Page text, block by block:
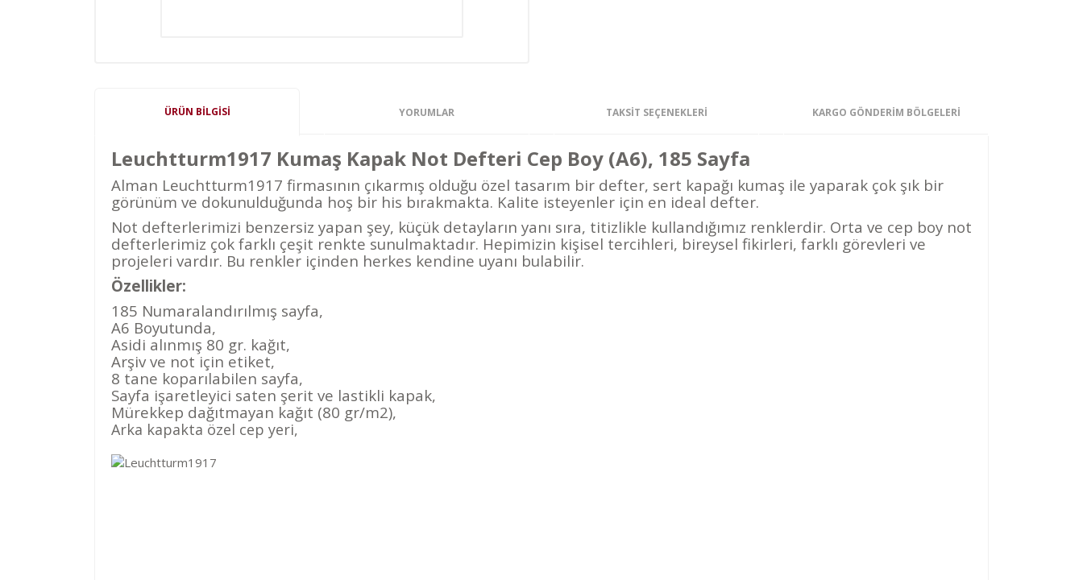
ÜRÜN BILGISI YORUMLAR TAKSIT SEÇENEKLERI KARGO GÖNDERİM BÖLGELERİ
Leuchtturm1917 Kumaş Kapak Not Defteri Cep Boy (A6), 185 Sayfa
Alman Leuchtturm1917 firmasının çıkarmış olduğu özel tasarım bir defter, sert kapağı kumaş ile yaparak çok şık bir
görünüm ve dokunulduğunda hoş bir his bırakmakta. Kalite isteyenler için en ideal defter.
Not defterlerimizi benzersiz yapan şey, küçük detayların yanı sıra, titizlikle kullandığımız renklerdir. Orta ve cep boy not
defterlerimiz çok farklı çeşit renkte sunulmaktadır. Hepimizin kişisel tercihleri, bireysel fikirleri, farklı görevleri ve
projeleri vardır. Bu renkler içinden herkes kendine uyanı bulabilir.
Özellikler:
185 Numaralandırılmış sayfa,
A6 Boyutunda,
Asidi alınmış 80 gr. kağıt,
Arşiv ve not için etiket,
8 tane koparılabilen sayfa,
Sayfa işaretleyici saten şerit ve lastikli kapak,
Mürekkep dağıtmayan kağıt (80 gr/m2),
Arka kapakta özel cep yeri,